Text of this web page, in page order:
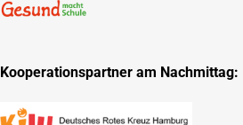
Kooperationspartner am Nachmittag: